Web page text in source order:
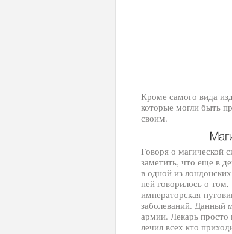
Кроме самого вида
которые могли быть
своим.
Говоря о магической
заметить, что еще в
в одной из
ней говорилось о том,
императорская
заболеваний. Данный
армии. Лекарь
лечил всех кто